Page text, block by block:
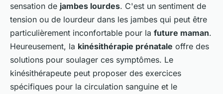
sensation de jambes lourdes. C'est un sentiment de
tension ou de lourdeur dans les jambes qui peut être
particulièrement inconfortable pour la future maman.
Heureusement, la kinésithérapie prénatale offre des
solutions pour soulager ces symptômes. Le
kinésithérapeute peut proposer des exercices
spécifiques pour la circulation sanguine et le